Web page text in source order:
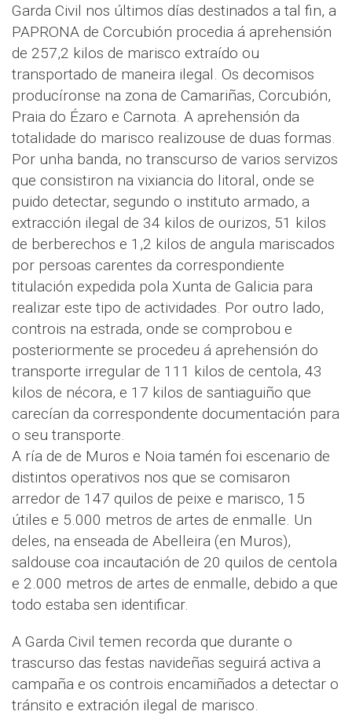
Garda Civil nos últimos días destinados a tal fin, a
PAPRONA de Corcubión procedia á aprehensión
de 257,2 kilos de marisco extraído ou
transportado de maneira ilegal. Os decomisos
producíronse na zona de Camariñas, Corcubión,
Praia do Ézaro e Carnota. A aprehensión da
totalidade do marisco realizouse de duas formas.
Por unha banda, no transcurso de varios servizos
que consistiron na vixiancia do litoral, onde se
puido detectar, segundo o instituto armado, a
extracción ilegal de 34 kilos de ourizos, 51 kilos
de berberechos e 1,2 kilos de angula mariscados
por persoas carentes da correspondiente
titulación expedida pola Xunta de Galicia para
realizar este tipo de actividades. Por outro lado,
controis na estrada, onde se comprobou e
posteriormente se procedeu á aprehensión do
transporte irregular de 111 kilos de centola, 43
kilos de nécora, e 17 kilos de santiaguiño que
carecían da correspondente documentación para
o seu transporte.
A ría de de Muros e Noia tamén foi escenario de
distintos operativos nos que se comisaron
arredor de 147 quilos de peixe e marisco, 15
útiles e 5.000 metros de artes de enmalle. Un
deles, na enseada de Abelleira (en Muros),
saldouse coa incautación de 20 quilos de centola
e 2.000 metros de artes de enmalle, debido a que
todo estaba sen identificar.
A Garda Civil temen recorda que durante o
trascurso das festas navideñas seguirá activa a
campaña e os controis encamiñados a detectar o
tránsito e extración ilegal de marisco.